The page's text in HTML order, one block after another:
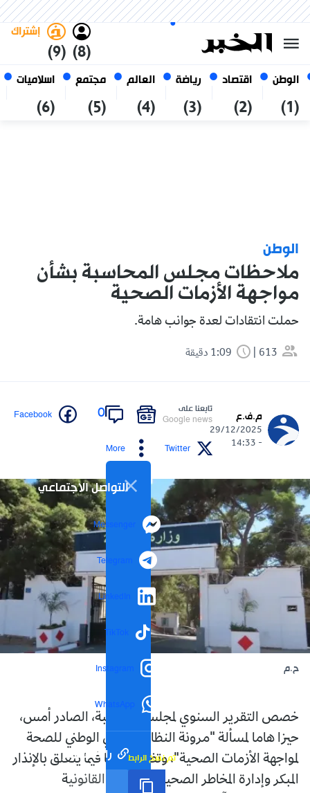
الوطن
(1)
اقتصاد
(2)
رياضة
(3)
العالم
(4)
مجتمع
(5)
اسلاميات
(6)
(8)
إشتراك
(9)
أغسطس 2026
الجزائر
الوطن
ملاحظات مجلس المحاسبة بشأن
مواجهة الأزمات الصحية
حملت انتقادات لعدة جوانب هامة.
613
م.ف.ع
29/12/2025
- 14:33
تابعنا على
Google news
0
Facebook
Twitter
More
التواصل الاجتماعي
Messenger
Telegram
LinkedIn
TikTok
Instagram
WhatsApp
رابط مختصر تم نسخ الرابط
ح.م
خصص التقرير السنوي لمجلس المحاسبة، الصادر أمس،
حيزا هاما لمسألة "مرونة النظام الصحي الوطني للصحة
لمواجهة الأزمات الصحية"، وتضمن تقييما فيما يتعلق بالإنذار
المبكر وإدارة المخاطر الصحية، والجوانب القانونية